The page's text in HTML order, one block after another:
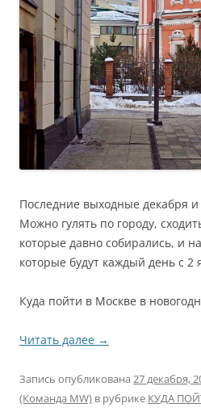
Последние выходные декабря
Можно гулять по городу,
которые давно собирались, и
которые будут каждый день с 2
Куда пойти в Москве в
Читать далее →
Запись опубликована 27 декабря,
(Команда MW) в рубрике КУДА